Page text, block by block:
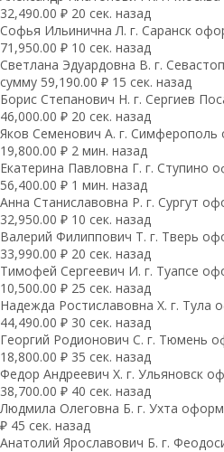
32,490.00 ₽ 20 сек. назад
Софья Ильинична Л. г. Саранск
71,950.00 ₽ 10 сек. назад
Светлана Эдуардовна В. г.
сумму 59,190.00 ₽ 15 сек. назад
Борис Степанович Н. г. Сергиев
46,000.00 ₽ 20 сек. назад
Яков Семенович А. г. Симферополь
19,800.00 ₽ 2 мин. назад
Екатерина Павловна Г. г. Ступино
56,400.00 ₽ 1 мин. назад
Анна Станиславовна Р. г. Сургут
32,950.00 ₽ 10 сек. назад
Валерий Филиппович Т. г. Тверь
33,990.00 ₽ 20 сек. назад
Тимофей Сергеевич И. г. Туапсе
10,500.00 ₽ 25 сек. назад
Надежда Ростиславовна Х. г. Тула
44,490.00 ₽ 30 сек. назад
Георгий Родионович С. г. Тюмень
18,800.00 ₽ 35 сек. назад
Федор Андреевич Х. г. Ульяновск
38,700.00 ₽ 40 сек. назад
Людмила Олеговна Б. г. Ухта
₽ 45 сек. назад
Анатолий Ярославович Б. г.